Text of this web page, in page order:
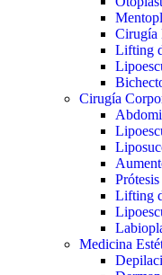
Cirugía
Lifting
Cirugía
Lifting
Medicina